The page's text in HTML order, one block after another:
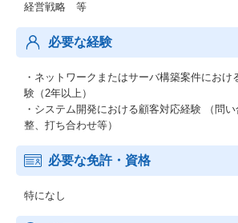
経営戦略 等
必要な経験
・ネットワークまたはサーバ構築案件におけ
験（2年以上）
・システム開発における顧客対応経験 （問
整、打ち合わせ等）
必要な免許・資格
特になし